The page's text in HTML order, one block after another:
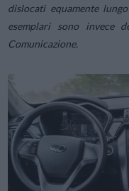
dislocati equamente
esemplari sono invece
Comunicazione.